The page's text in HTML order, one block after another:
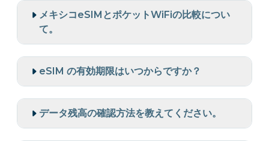
メキシコeSIMとポケットWiFiの比較につい
て。
eSIM の有効期限はいつからですか？
データ残高の確認方法を教えてください。